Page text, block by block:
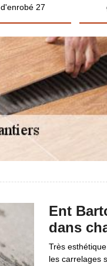
d'enrobé 27
Ent
dans
Très
les carrelages